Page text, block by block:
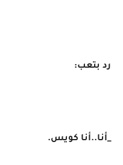
رد بتعب:
_أنا..أنا كويس.